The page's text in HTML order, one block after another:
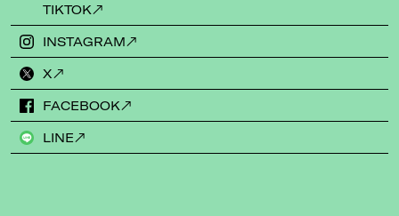
TIKTOK
INSTAGRAM
X
FACEBOOK
LINE